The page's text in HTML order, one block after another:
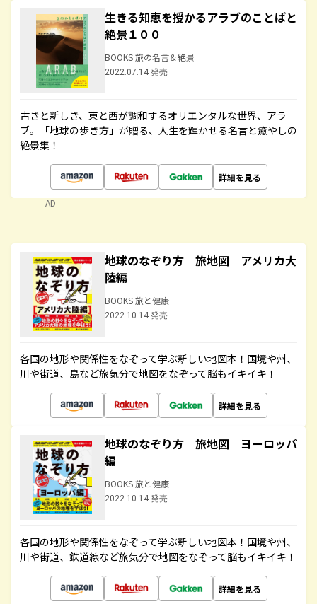
生きる知恵を授かるアラブのことばと
絶景１００
BOOKS 旅の名言＆絶景
2022.07.14 発売
古きと新しき、東と西が調和するオリエンタルな世界、アラ
ブ。「地球の歩き方」が贈る、人生を輝かせる名言と癒やしの
絶景集！
詳細を見る
AD
地球のなぞり方 旅地図 アメリカ大
陸編
BOOKS 旅と健康
2022.10.14 発売
各国の地形や関係性をなぞって学ぶ新しい地図本！国境や州、
川や街道、島など旅気分で地図をなぞって脳もイキイキ！
詳細を見る
地球のなぞり方 旅地図 ヨーロッパ
編
BOOKS 旅と健康
2022.10.14 発売
各国の地形や関係性をなぞって学ぶ新しい地図本！国境や州、
川や街道、鉄道線など旅気分で地図をなぞって脳もイキイキ！
詳細を見る